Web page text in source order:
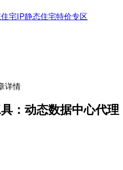
宅IP静态住宅特价专区
详情
：动态数据中心代理